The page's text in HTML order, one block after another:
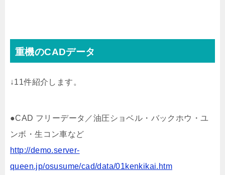
重機のCADデータ
↓11件紹介します。
●CAD フリーデータ／油圧ショベル・バックホウ・ユ
ンボ・生コン車など
http://demo.server-
queen.jp/osusume/cad/data/01kenkikai.htm